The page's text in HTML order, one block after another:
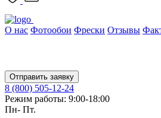
О нас Фотообои Фрески Отзывы
Отправить заявку
8 (800) 505-12-24
Режим работы: 9:00-18:00
Пн- Пт.